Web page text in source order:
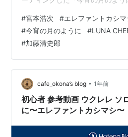
レビCMソングに決定しました。
り全国で放映が開始されます。#
https://t.co/0cstWtZxnm — 宮本
(@miyamoto_hiroji) 2025年8月
りウエストの“月見”スタイル 『
#宮本浩次 #エレファントカシマ
#今宵の月のように #LUNA
#加藤清史郎
cafe_okona’s blog • 1年前
初心者 参考動画 ウクレレ ソ
に〜エレファントカシマシ〜